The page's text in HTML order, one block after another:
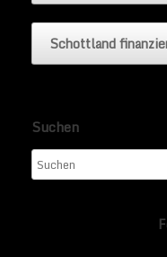
Schottland
Suchen